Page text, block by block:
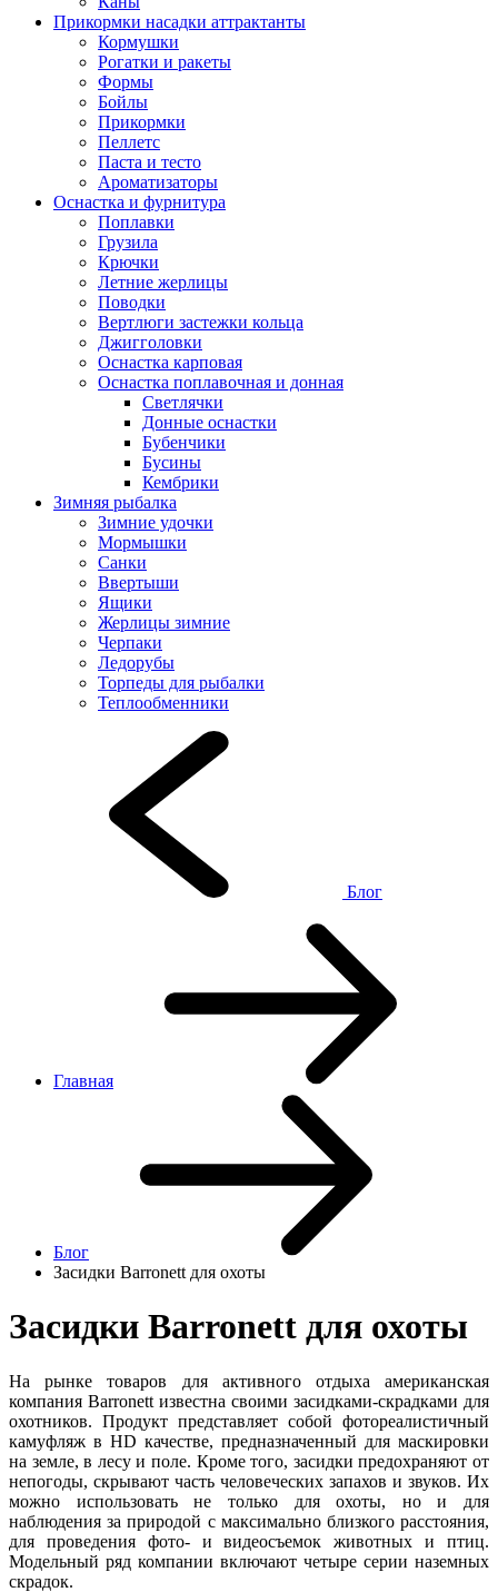
Прикормки насадки аттрактанты
Кормушки
Рогатки и ракеты
Формы
Бойлы
Прикормки
Пеллетс
Паста и тесто
Ароматизаторы
Оснастка и фурнитура
Поплавки
Грузила
Крючки
Летние жерлицы
Поводки
Вертлюги застежки кольца
Джигголовки
Оснастка карповая
Оснастка поплавочная и донная
Светлячки
Донные оснастки
Бубенчики
Бусины
Кембрики
Зимняя рыбалка
Зимние удочки
Мормышки
Санки
Ввертыши
Ящики
Жерлицы зимние
Черпаки
Ледорубы
Торпеды для рыбалки
Теплообменники
Блог
Главная
Блог
Засидки Barronett для охоты
Засидки Barronett для охоты
На рынке товаров для активного отдыха американская
компания Barronett известна своими засидками-скрадками для
охотников. Продукт представляет собой фотореалистичный
камуфляж в HD качестве, предназначенный для маскировки
на земле, в лесу и поле. Кроме того, засидки предохраняют от
непогоды, скрывают часть человеческих запахов и звуков. Их
можно использовать не только для охоты, но и для
наблюдения за природой с максимально близкого расстояния,
для проведения фото- и видеосъемок животных и птиц.
Модельный ряд компании включают четыре серии наземных
скрадок.